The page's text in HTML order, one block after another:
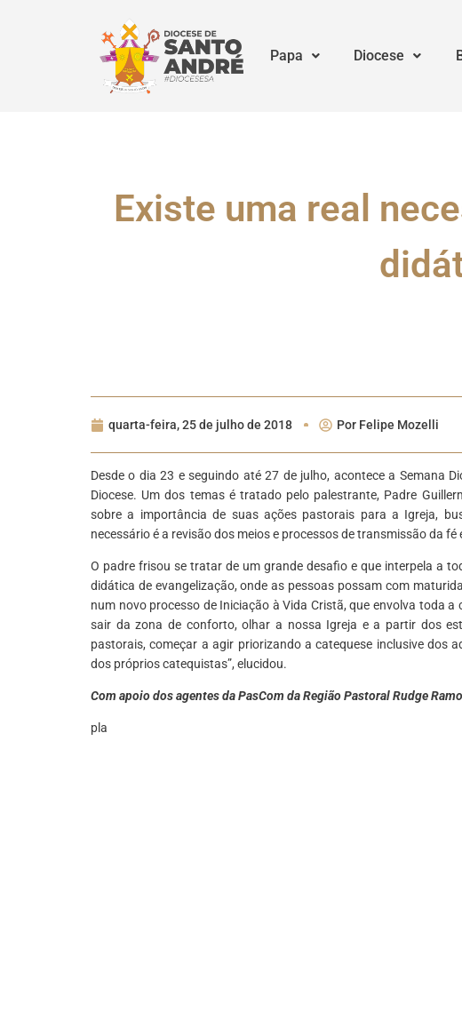
Papa Diocese
Existe uma real
quarta-feira, 25 de julho de 2018 Por Felipe Mozelli
Desde o dia 23 e seguindo até 27 de julho, acontece a Semana
Diocese. Um dos temas é tratado pelo palestrante, Padre
sobre a importância de suas ações pastorais para a Igreja,
necessário é a revisão dos meios e processos de transmissão da
O padre frisou se tratar de um grande desafio e que interpela a
didática de evangelização, onde as pessoas possam com
num novo processo de Iniciação à Vida Cristã, que envolva toda
sair da zona de conforto, olhar a nossa Igreja e a partir dos
pastorais, começar a agir priorizando a catequese inclusive dos
dos próprios catequistas”, elucidou.
Com apoio dos agentes da PasCom da Região Pastoral Rudge
pla